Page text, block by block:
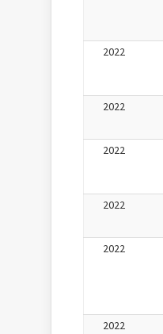
2022
2022
2022
2022
2022
2022